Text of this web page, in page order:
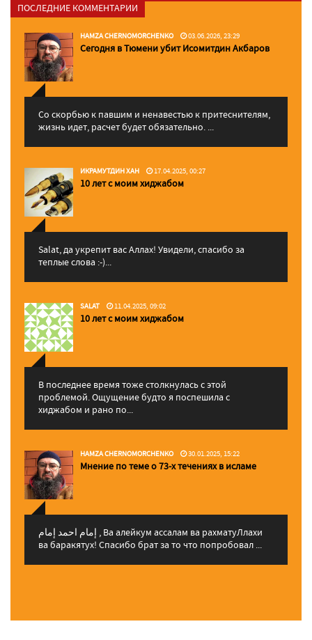
ПОСЛЕДНИЕ КОММЕНТАРИИ
HAMZA CHERNOMORCHENKO 03.06.2026, 23:29
Сегодня в Тюмени убит Исомитдин Акбаров
Со скорбью к павшим и ненавестью к притеснителям,
жизнь идет, расчет будет обязательно. ...
ИКРАМУТДИН ХАН 17.04.2025, 00:27
10 лет с моим хиджабом
Salat, да укрепит вас Аллаx! Увидели, спасибо за
теплые слова :-)...
SALAT 11.04.2025, 09:02
10 лет с моим хиджабом
В последнее время тоже столкнулась с этой
проблемой. Ощущение будто я поспешила с
хиджабом и рано по...
HAMZA CHERNOMORCHENKO 30.01.2025, 15:22
Мнение по теме о 73-х течениях в исламе
إمام احمد إمام , Ва алейкум ассалам ва рахматуЛлахи
ва баракятух! Спасибо брат за то что попробовал ...